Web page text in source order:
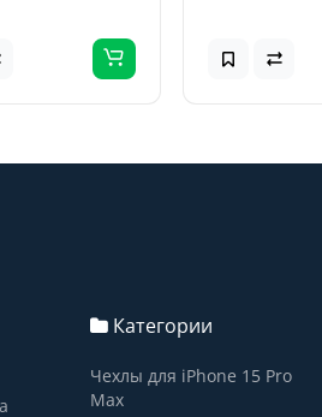
Категории
Чехлы для iPhone 15 Pro
Max